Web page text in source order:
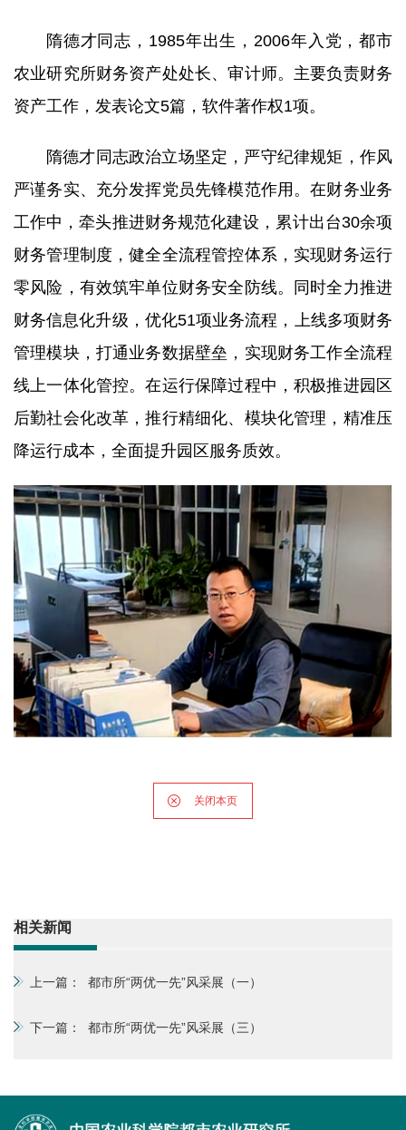
隋德才同志，1985年出生，2006年入党，都市
农业研究所财务资产处处长、审计师。主要负责财务
资产工作，发表论文5篇，软件著作权1项。
隋德才同志政治立场坚定，严守纪律规矩，作风
严谨务实、充分发挥党员先锋模范作用。在财务业务
工作中，牵头推进财务规范化建设，累计出台30余项
财务管理制度，健全全流程管控体系，实现财务运行
零风险，有效筑牢单位财务安全防线。同时全力推进
财务信息化升级，优化51项业务流程，上线多项财务
管理模块，打通业务数据壁垒，实现财务工作全流程
线上一体化管控。在运行保障过程中，积极推进园区
后勤社会化改革，推行精细化、模块化管理，精准压
降运行成本，全面提升园区服务质效。
关闭本页
相关新闻
上一篇： 都市所“两优一先”风采展（一）
下一篇： 都市所“两优一先”风采展（三）